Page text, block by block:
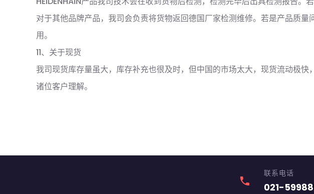
对于其他品牌产品，我司会负责将货物返回德国厂家检测维修。若是产品质
用。
11、关于现货
我司现货库存量虽大，库存补充也很及时，但中国的市场太大，现货流动极
诸位客户理解。
phone
联系电话
021-